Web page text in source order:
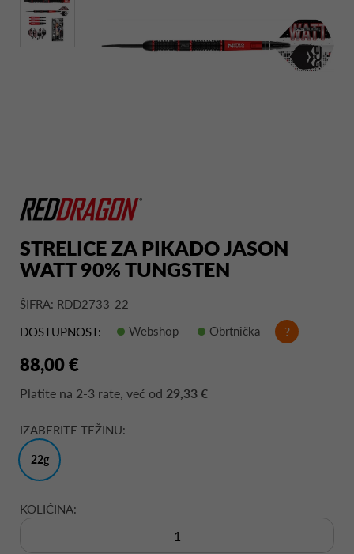
STRELICE ZA PIKADO JASON
WATT 90% TUNGSTEN
ŠIFRA: RDD2733-22
DOSTUPNOST:
Webshop Obrtnička ?
88,00 €
Platite na 2-3 rate, već od 29,33 €
IZABERITE TEŽINU:
22g
KOLIČINA: